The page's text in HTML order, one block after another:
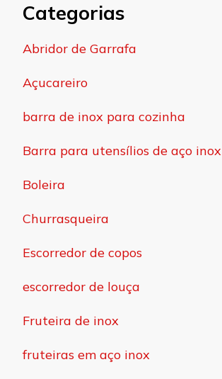
Categorias
Abridor de Garrafa
Açucareiro
barra de inox para cozinha
Barra para utensílios de aço inox
Boleira
Churrasqueira
Escorredor de copos
escorredor de louça
Fruteira de inox
fruteiras em aço inox